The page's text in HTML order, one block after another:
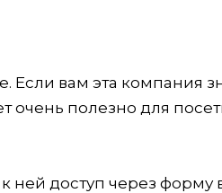
вам эта компания
очень полезно для
ней доступ через форму